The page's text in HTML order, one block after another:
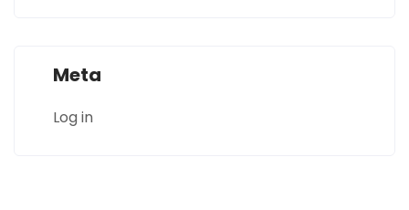
Meta
Log in